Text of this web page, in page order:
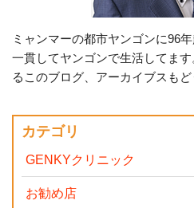
ミャンマーの都市ヤンゴンに96
一貫してヤンゴンで生活してま
るこのブログ、アーカイブスもど
カテゴリ
GENKYクリニック
お勧め店